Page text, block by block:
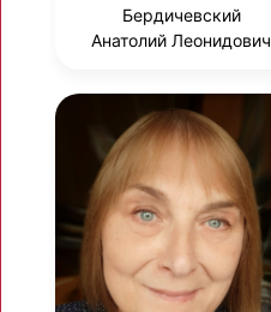
Бердичевский
Анатолий Леонидович